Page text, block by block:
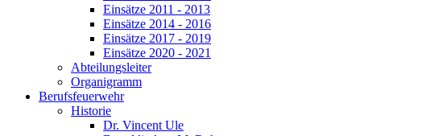
Einsätze 2011 - 2013
Einsätze 2014 - 2016
Einsätze 2017 - 2019
Einsätze 2020 - 2021
Abteilungsleiter
Organigramm
Berufsfeuerwehr
Historie
Dr. Vincent Ule